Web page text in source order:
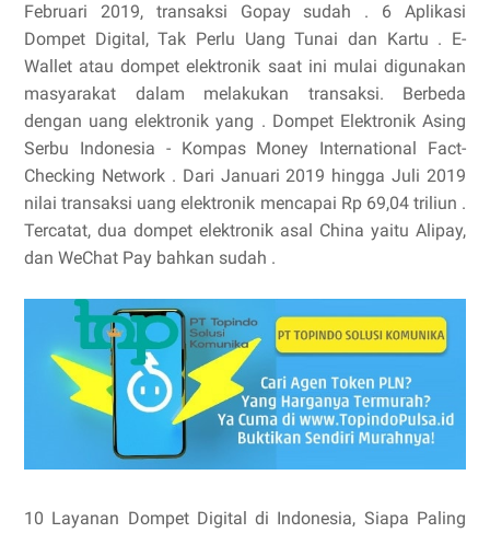
Februari 2019, transaksi Gopay sudah . 6 Aplikasi
Dompet Digital, Tak Perlu Uang Tunai dan Kartu . E-
Wallet atau dompet elektronik saat ini mulai digunakan
masyarakat dalam melakukan transaksi. Berbeda
dengan uang elektronik yang . Dompet Elektronik Asing
Serbu Indonesia - Kompas Money International Fact-
Checking Network . Dari Januari 2019 hingga Juli 2019
nilai transaksi uang elektronik mencapai Rp 69,04 triliun .
Tercatat, dua dompet elektronik asal China yaitu Alipay,
dan WeChat Pay bahkan sudah .
10 Layanan Dompet Digital di Indonesia, Siapa Paling